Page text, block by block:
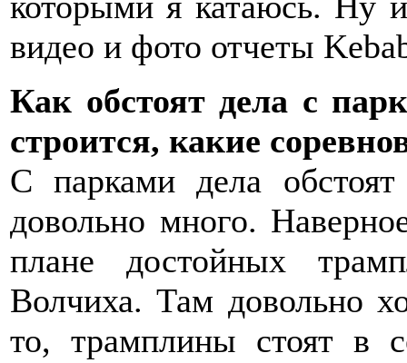
видео и фото отчеты
Как обстоят дела с
строится, какие
С парками дела
довольно много.
плане достойных
Волчиха. Там довольно
то, трамплины стоят